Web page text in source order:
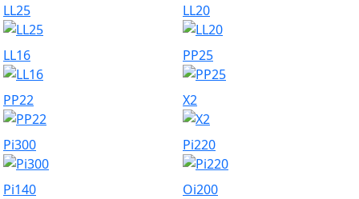
LL25 LL20
LL16 PP25
PP22 X2
Pi300 Pi220
Pi140 Oi200